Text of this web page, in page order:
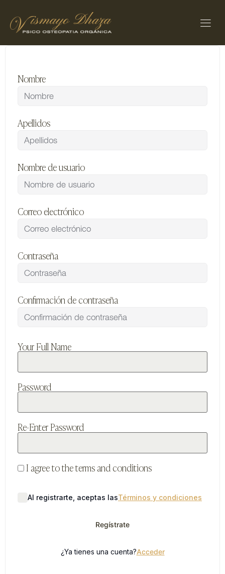
Nombre
Apellidos
Nombre de usuario
Correo electrónico
Contraseña
Confirmación de contraseña
Your Full Name
Password
Re-Enter Password
I agree to the terms and conditions
Al registrarte, aceptas lasTérminos y condiciones
Regístrate
¿Ya tienes una cuenta?Acceder